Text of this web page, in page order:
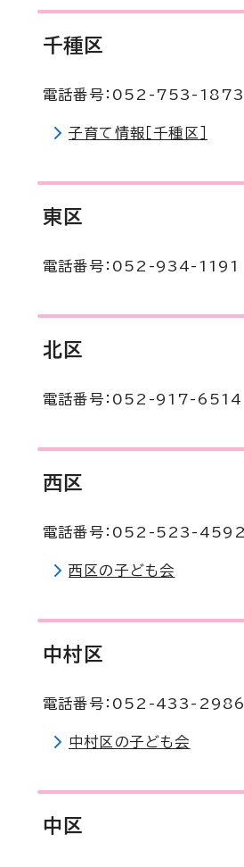
千種区
電話番号：052-753-1873
子育て情報［千種区］
東区
電話番号：052-934-1191
北区
電話番号：052-917-6514
西区
電話番号：052-523-4592
西区の子ども会
中村区
電話番号：052-433-2986
中村区の子ども会
中区